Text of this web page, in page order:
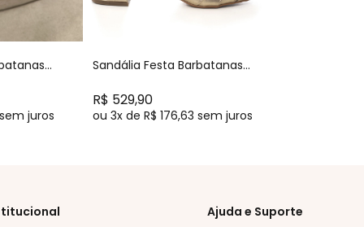
sem juros
Sandália Festa Barbatanas
Confortável - NF411
R$ 529,90
ou 3x de R$ 176,63 sem juros
Ajuda e Suporte